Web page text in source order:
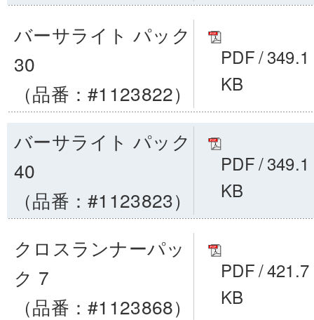
バーサライト パック
30
（品番：#1123822）
PDF/349.1
KB
バーサライト パック
40
（品番：#1123823）
PDF/349.1
KB
クロスランナーパッ
ク 7
（品番：#1123868）
PDF/421.7
KB